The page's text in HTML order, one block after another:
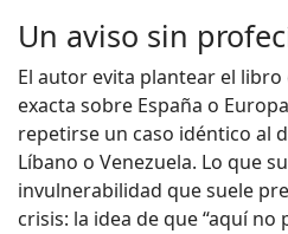
Un aviso sin
El autor evita plantear el
exacta sobre España o
repetirse un caso idéntico al
Líbano o Venezuela. Lo que
invulnerabilidad que suele
crisis: la idea de que “aquí no